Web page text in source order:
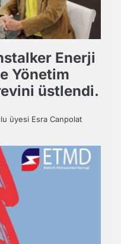
Enerji
Yönetim
üstlendi.
üyesi Esra Canpolat